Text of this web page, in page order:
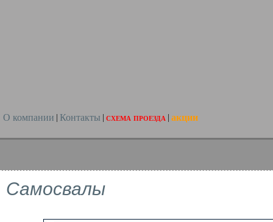
О компании Контакты схема проезда акции
Самосвалы